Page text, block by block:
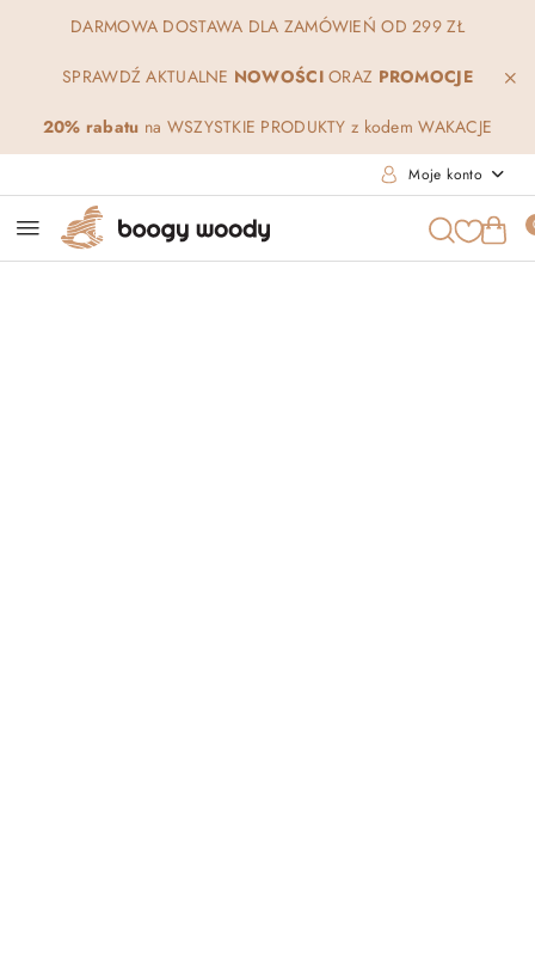
Przejdź do treści głównej
Przejdź do wyszukiwarki
Przejdź do moje konto
Przejdź do menu głównego
Przejdź do opisu produktu
Przejdź do stopki
DARMOWA DOSTAWA DLA ZAMÓWIEŃ OD 299 ZŁ
SPRAWDŹ AKTUALNE NOWOŚCIORAZ PROMOCJE
20% rabatu na WSZYSTKIE PRODUKTY z kodem WAKACJE
Moje konto